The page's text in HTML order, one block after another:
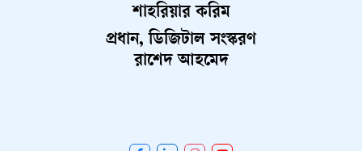
শাহরিয়ার করিম
প্রধান, ডিজিটাল সংস্করণ
রাশেদ আহমেদ